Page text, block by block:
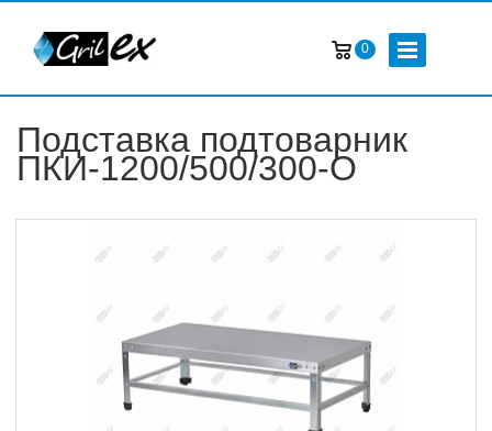
0
Подставка подтоварник
ПКИ-1200/500/300-О